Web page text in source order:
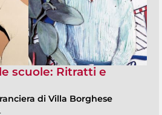
scuole: Ritratti e
di Villa Borghese